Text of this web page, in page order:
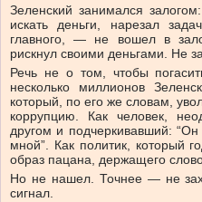
Зеленский занимался
искать деньги, нарезал
главного, — не вошел в
рискнул своими деньгами. Не
Речь не о том, чтобы
несколько миллионов
который, по его же словам,
коррупцию. Как человек,
другом и подчеркивавший:
мной”. Как политик, который
образ пацана, держащего
Но не нашел. Точнее — не
сигнал.